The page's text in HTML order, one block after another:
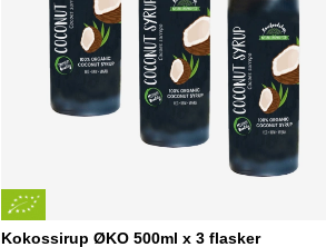
Kokossirup ØKO 500ml x 3 flasker